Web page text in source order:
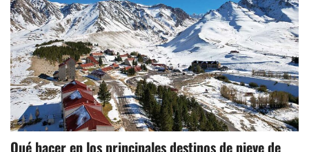
Qué hacer en los principales destinos de nieve de